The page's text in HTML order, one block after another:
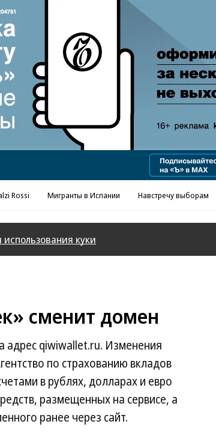
Реклама в «Ъ» www.kommersant.ru/ad
Rossi Мигранты в Испании Навстречу выборам
куки
сменит домен
адрес qiwiwallet.ru. Изменения
по страхованию вкладов
в рублях, долларах и евро
размещенных на сервисе, а
ранее через сайт.